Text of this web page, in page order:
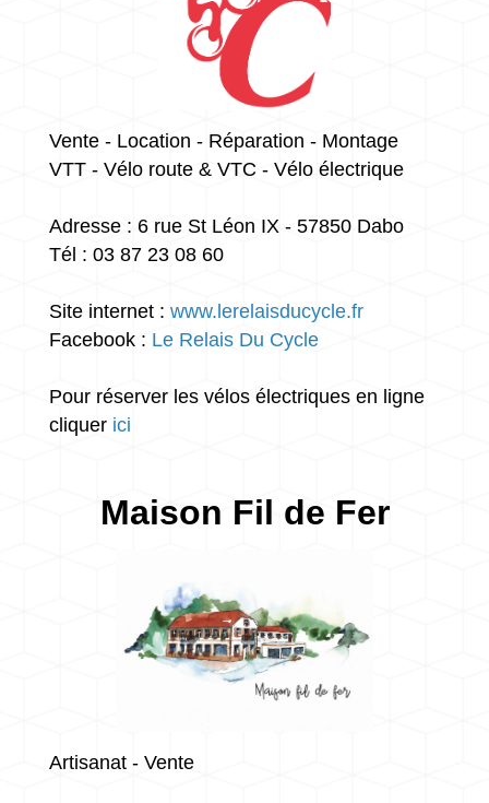
Vente - Location - Réparation - Montage
VTT - Vélo route & VTC - Vélo électrique
Adresse : 6 rue St Léon IX - 57850 Dabo
Tél : 03 87 23 08 60
Site internet : www.lerelaisducycle.fr
Facebook : Le Relais Du Cycle
Pour réserver les vélos électriques en ligne
cliquer ici
Maison Fil de Fer
Artisanat - Vente